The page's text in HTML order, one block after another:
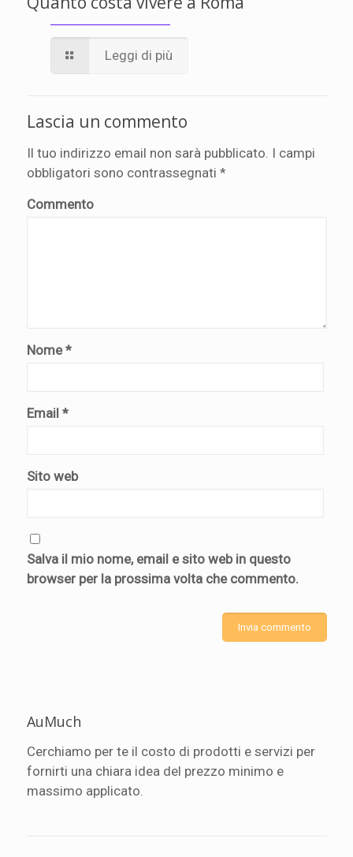
Leggi di più
Lascia un commento
Il tuo indirizzo email non sarà pubblicato. I campi
obbligatori sono contrassegnati *
Commento
Nome*
Email *
Sito web
Salva il mio nome, email e sito web in questo
browser per la prossima volta che commento.
AuMuch
Cerchiamo per te il costo di prodotti e servizi per
fornirti una chiara idea del prezzo minimo e
massimo applicato.